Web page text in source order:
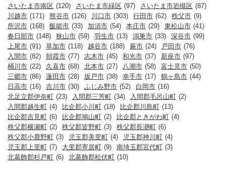
さいたま市南区 (120) さいたま市緑区 (97) さいたま市岩槻区 (87)
川越市 (171) 熊谷市 (126) 川口市 (303) 行田市 (62) 秩父市 (9)
所沢市 (168) 飯能市 (33) 加須市 (54) 本庄市 (29) 東松山市 (41)
春日部市 (148) 狭山市 (59) 羽生市 (13) 鴻巣市 (33) 深谷市 (99)
上尾市 (91) 草加市 (118) 越谷市 (188) 蕨市 (24) 戸田市 (76)
入間市 (82) 朝霞市 (77) 志木市 (45) 和光市 (37) 新座市 (97)
桶川市 (22) 久喜市 (68) 北本市 (27) 八潮市 (58) 富士見市 (50)
三郷市 (86) 蓮田市 (28) 坂戸市 (38) 幸手市 (17) 鶴ヶ島市 (44)
日高市 (16) 吉川市 (30) ふじみ野市 (52) 白岡市 (16)
北足立郡伊奈町 (23) 入間郡三芳町 (34) 入間郡毛呂山町 (2)
入間郡越生町 (4) 比企郡小川町 (18) 比企郡川島町 (13)
比企郡吉見町 (6) 比企郡鳩山町 (2) 比企郡ときがわ町 (4)
秩父郡横瀬町 (2) 秩父郡皆野町 (3) 秩父郡長瀞町 (6)
秩父郡小鹿野町 (3) 児玉郡美里町 (4) 児玉郡神川町 (4)
児玉郡上里町 (7) 大里郡寄居町 (9) 南埼玉郡宮代町 (3)
北葛飾郡杉戸町 (6) 北葛飾郡松伏町 (10)